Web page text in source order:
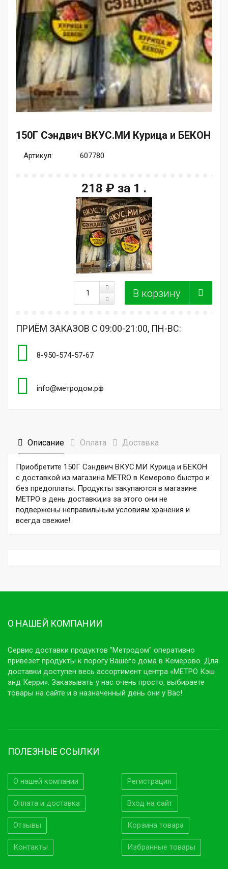
150Г Сэндвич ВКУС.МИ Курица и БЕКОН
Артикул: 607780
218 ₽ за 1 .
ПРИЁМ ЗАКАЗОВ С 09:00-21:00, ПН-ВС:
8-950-574-57-67
info@метродом.рф
Описание Оплата Доставка
Приобретите 150Г Сэндвич ВКУС.МИ Курица и БЕКОН
с доставкой из магазина METRO в Кемерово быстро и
без предоплаты. Продукты закупаются в магазине
МЕТРО в день доставки,из за этого они не
подвержены неправильным условиям хранения и
всегда свежие!
О НАШЕЙ КОМПАНИИ
Сервис доставки продуктов "Метродом" оперативно
привезет продукты к порогу Вашего дома в Кемерово. Для
доставки доступен весь ассортимент центра «МЕТРО Кэш
энд Керри». Заказывать у нас очень просто, выбираете
товары на сайте и в назначенный день они у Вас!
ПОЛЕЗНЫЕ ССЫЛКИ
О нашей компании
Оплата и доставка
Отзывы
Контакты
Регистрация
Вход на сайт
Корзина товара
Избранные товары